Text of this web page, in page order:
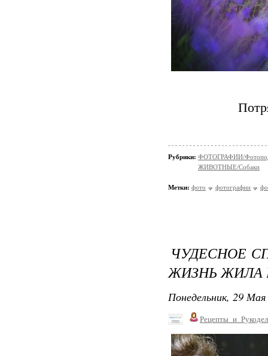
Рубрики: ФОТОГРАФИИ/
ЖИВОТНЫЕ/Собаки
Метки: фото фотографии
ЧУДЕСНОЕ
ЖИЗНЬ ЖИЛА
Понедельник, 29